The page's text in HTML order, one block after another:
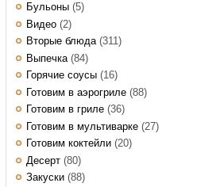
Бульоны (5)
Видео (2)
Вторые блюда(311)
Выпечка (84)
Горячие соусы (16)
Готовим в аэрогриле (88)
Готовим в гриле (36)
Готовим в мультиварке (27)
Готовим коктейли (20)
Десерт (80)
Закуски (88)